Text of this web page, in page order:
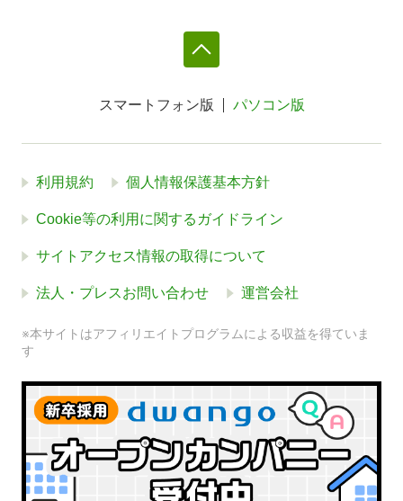
スマートフォン版 パソコン版
利用規約 個人情報保護基本方針
Cookie等の利用に関するガイドライン
サイトアクセス情報の取得について
法人・プレスお問い合わせ 運営会社
※本サイトはアフィリエイトプログラムによる収益を得ていま
す